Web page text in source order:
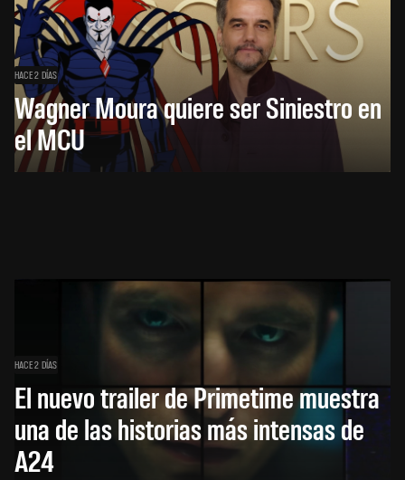
HACE 2 DÍAS
Wagner Moura quiere ser Siniestro en
el MCU
HACE 2 DÍAS
El nuevo trailer de Primetime muestra
una de las historias más intensas de
A24